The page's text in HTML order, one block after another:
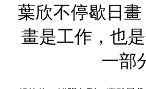
葉欣不停歇日畫
畫是工作，也
一部